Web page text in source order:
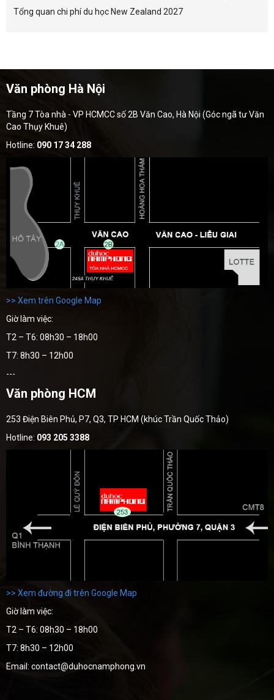
Tổng quan chi phí du học New Zealand 2027
Văn phòng Hà Nội
Tầng 7 Tòa nhà - VP HCMCC số 2B Văn Cao, Hà Nội (Góc ngã tư Văn
Cao Thụy Khuê)
Hotline: 090 17 34 288
>> Xem trên Google Map
Giờ làm việc:
T2 – T6: 08h30 – 18h00
T7: 8h30 – 12h00
---
Văn phòng HCM
253 Điện Biên Phủ, P7, Q3, TP HCM (khúc Trần Quốc Thảo)
Hotline: 093 205 3388
>> Xem đường đi trên Google Map
Giờ làm việc:
T2 – T6: 08h30 – 18h00
T7: 8h30 – 12h00
Email: contact@duhocnamphong.vn